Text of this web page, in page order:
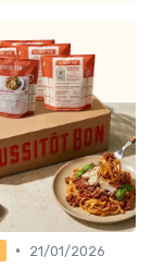
•
21/01/2026